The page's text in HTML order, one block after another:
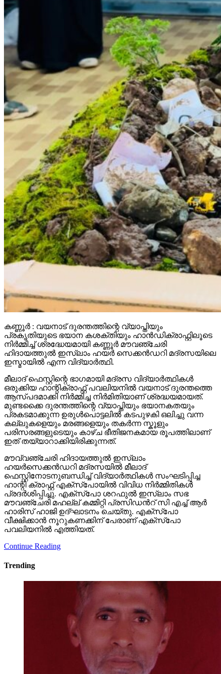
കണ്ണൂർ : വയനാട് ദുരന്തത്തിന്റെ വ്യാപ്തിയും
പ്രകൃതിയുടെ ഭയാന കശക്തിയും ഹാൻഡിക്രാഫ്റ്റിലൂടെ
നിർമ്മിച്ച് ശ്രദ്ധേയമായി കണ്ണൂർ മൗവഞ്ചേരി
ഹിദായത്തുൽ ഇസ്ലാം ഹയർ സെക്കൻഡറി മദ്രസയിലെ
ഇസ്മായിൽ എന്ന വിദ്യാർത്ഥി.
മീലാദ് ഫെസ്റ്റിന്റെ ഭാഗമായി മദ്രസ വിദ്യാർത്ഥികൾ
ഒരുക്കിയ ഹാന്റിക്രാഫ്റ്റ് പവലിയനിൽ വയനാട് ദുരന്തത്തെ
ആസ്പദമാക്കി നിർമ്മിച്ച നിർമിതിയാണ് ശ്രദ്ധയമായത്.
മുണ്ടക്കൈ ദുരന്തത്തിന്റെ വ്യാപ്തിയും ഭയാനകതയും
പ്രകടമാക്കുന്ന ഉരുൾപൊട്ടലിൽ കടപുഴകി ഒലിച്ചു വന്ന
കല്ലുകളെയും മരങ്ങളെയും തകർന്ന സ്കൂളും
പരിസരങ്ങളുടെയും കാഴ്ച ഭീതിജനകമായ രൂപത്തിലാണ്
ഇത് തയ്യാറാക്കിയിരിക്കുന്നത്.
മൗവ്വഞ്ചേരി ഹിദായത്തുൽ ഇസ്ലാം
ഹയർസെക്കൻഡറി മദ്രസയിൽ മീലാദ്
ഫെസ്റ്റിനോടനുബന്ധിച്ച് വിദ്യാർത്ഥികൾ സംഘടിപ്പിച്ച
ഹാന്റി ക്രാഫ്റ്റ് എക്സ്പോയിൽ വിവിധ നിർമ്മിതികൾ
പ്രദർശിപ്പിച്ചു. എക്സ്പോ ശറഫുൽ ഇസ്ലാം സഭ
മൗവഞ്ചേരി മഹല്ല് കമ്മിറ്റി പ്രസിഡൻറ് സി എച്ച് ആർ
ഹാരിസ് ഹാജി ഉദ്ഘാടനം ചെയ്തു. എക്സ്പോ
വീക്ഷിക്കാൻ നൂറുകണക്കിന് പേരാണ് എക്സ്പോ
പവലിയനിൽ എത്തിയത്.
Continue Reading
Trending